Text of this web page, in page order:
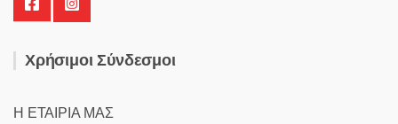
Χρήσιμοι Σύνδεσμοι
Η ΕΤΑΙΡΙΑ ΜΑΣ